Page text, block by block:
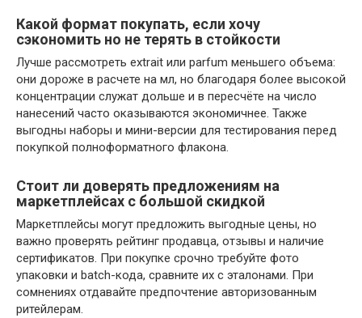
Какой формат покупать, если хочу
сэкономить но не терять в стойкости
Лучше рассмотреть extrait или parfum меньшего объема:
они дороже в расчете на мл, но благодаря более высокой
концентрации служат дольше и в пересчёте на число
нанесений часто оказываются экономичнее. Также
выгодны наборы и мини-версии для тестирования перед
покупкой полноформатного флакона.
Стоит ли доверять предложениям на
маркетплейсах с большой скидкой
Маркетплейсы могут предложить выгодные цены, но
важно проверять рейтинг продавца, отзывы и наличие
сертификатов. При покупке срочно требуйте фото
упаковки и batch-кода, сравните их с эталонами. При
сомнениях отдавайте предпочтение авторизованным
ритейлерам.